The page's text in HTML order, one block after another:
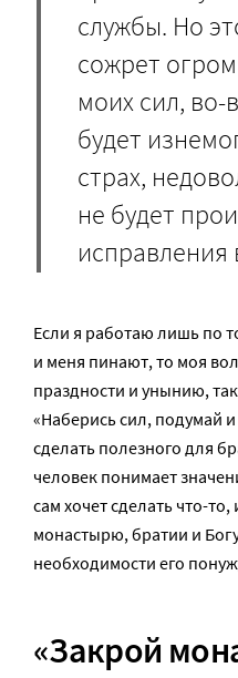
службы. Но
сожрет
моих сил, во-
будет
страх,
не будет
исправления
Если я работаю лишь по
и меня пинают, то моя
праздности и унынию,
«Наберись сил, подумай
сделать полезного для
человек понимает
сам хочет сделать что-
монастырю, братии и
необходимости его
«Закрой